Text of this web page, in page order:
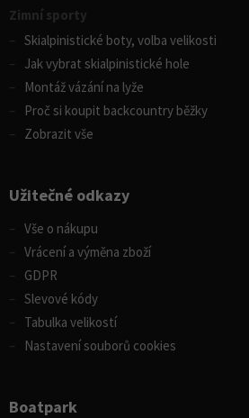
Zimní sporty
Skialpinistické boty, volba velikosti
Jak vybrat skialpinistické hole
Montáž vázání na lyže
Proč si koupit backcountry běžky
Zobrazit vše
Užitečné odkazy
Vše o nákupu
Vrácení a výměna zboží
GDPR
Slevové kódy
Tabulka velikostí
Nastavení souborů cookies
Boatpark